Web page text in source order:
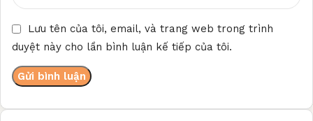
Lưu tên của tôi, email, và trang web trong trình
duyệt này cho lần bình luận kế tiếp của tôi.